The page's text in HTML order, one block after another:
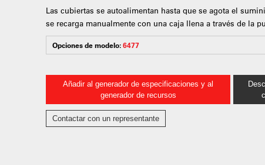
Las cubiertas se autoalimentan hasta que se agota el
se recarga manualmente con una caja llena a través de la
Opciones de modelo:6477
Añadir al generador de especificaciones y al
generador de recursos
Contactar con un representante